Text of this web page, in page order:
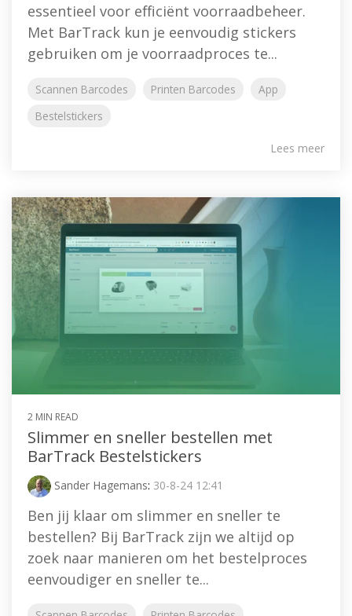
essentieel voor efficiënt voorraadbeheer.
Met BarTrack kun je eenvoudig stickers
gebruiken om je voorraadproces te...
Scannen Barcodes Printen Barcodes
App
Bestelstickers
Lees meer
2 MIN READ
Slimmer en sneller bestellen met
BarTrack Bestelstickers
Sander Hagemans: 30-8-24 12:41
Ben jij klaar om slimmer en sneller te
bestellen? Bij BarTrack zijn we altijd op
zoek naar manieren om het bestelproces
eenvoudiger en sneller te...